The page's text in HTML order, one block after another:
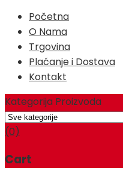
Početna
O Nama
Trgovina
Plaćanje i Dostava
Kontakt
Kategorija Proizvoda
(0)
Cart